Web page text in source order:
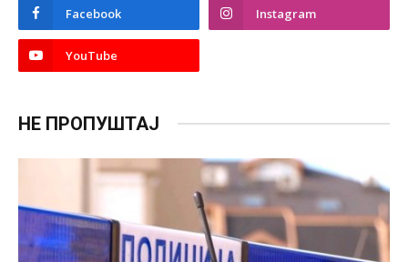
Facebook Instagram
YouTube
НЕ ПРОПУШТАЈ